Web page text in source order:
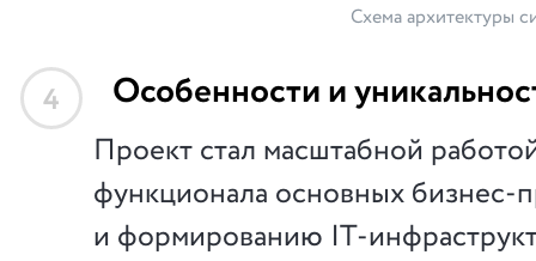
Схема архитектуры
4 Особенности и
Проект стал масштабной
функционала основных бизнес-
и формированию IT-